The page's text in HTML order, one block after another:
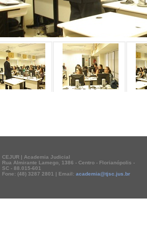
CEJUR | Academia Judicial
Rua Almirante Lamego, 1386 - Centro - Florianópolis -
SC - 88.015-601
Fone: (48) 3287 2801 | Email: academia@tjsc.jus.br